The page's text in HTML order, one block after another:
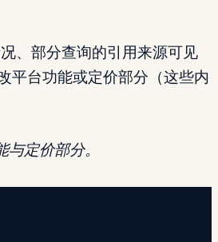
、部分查询的引用来源可见
平台功能或定价部分（这些内
定价部分。